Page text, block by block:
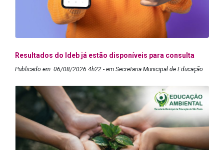
Resultados do Ideb já estão disponíveis para consulta
Publicado em: 06/08/2026 4h22 - em Secretaria Municipal de Educação